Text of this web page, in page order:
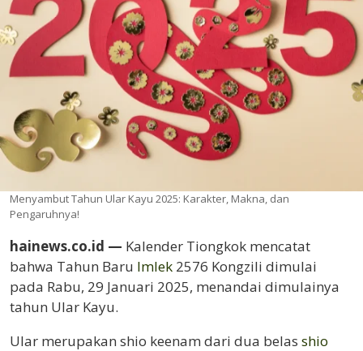
Menyambut Tahun Ular Kayu 2025: Karakter, Makna, dan
Pengaruhnya!
hainews.co.id — Kalender Tiongkok mencatat
bahwa Tahun Baru Imlek 2576 Kongzili dimulai
pada Rabu, 29 Januari 2025, menandai dimulainya
tahun Ular Kayu.
Ular merupakan shio keenam dari dua belas shio